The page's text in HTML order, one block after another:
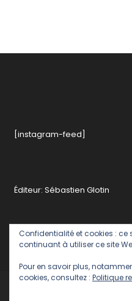
[instagram-feed]
Éditeur: Sébastien Glotin
Politique de confidentialité
Romain Paris - Editeur :
Confidentialité et cookies : ce
continuant à utiliser ce site
Pour en savoir plus,
cookies, consultez : Politique